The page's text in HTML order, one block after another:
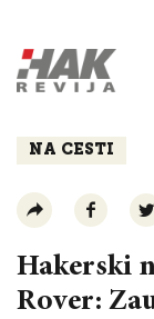
Razgovori
NA CESTI
Hakerski
Rover: